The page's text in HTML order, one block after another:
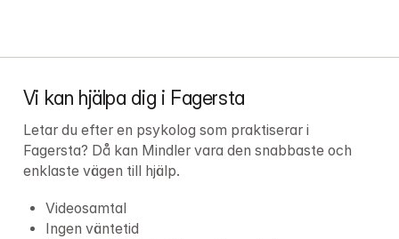
Vi kan hjälpa dig i Fagersta
Letar du efter en psykolog som praktiserar i
Fagersta? Då kan Mindler vara den snabbaste och
enklaste vägen till hjälp.
Videosamtal
Ingen väntetid